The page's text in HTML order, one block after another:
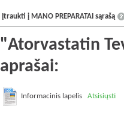
Įtraukti į MANO PREPARATAI sąrašą
"Atorvastatin
aprašai:
Informacinis lapelisAtsisiųsti